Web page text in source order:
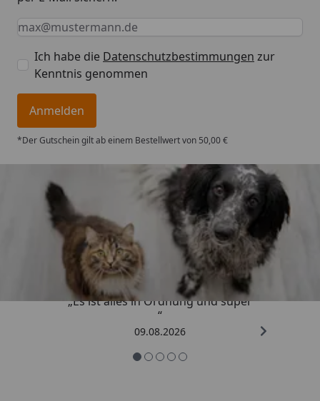
Keine Eingabe erforderlich
Eingabe erforderlich
E-Mail *
Ich habe die Datenschutzbestimmungen zur
Kenntnis genommen
Anmelden
*Der Gutschein gilt ab einem Bestellwert von 50,00 €
Trusted Shops
4,73/ 5
„Es ist alles in Ordnung und super
“
09.08.2026